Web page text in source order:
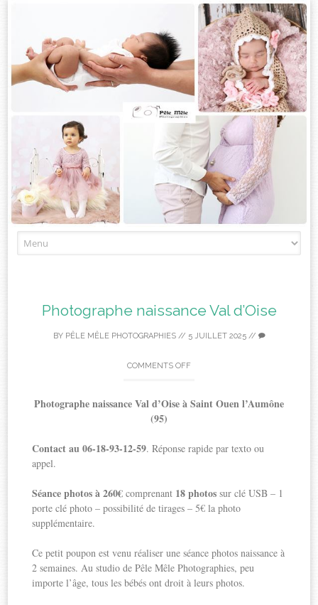
to
Photographe naissance Val d’Oise
BY PÊLE MÊLE PHOTOGRAPHIES// 5 JUILLET 2025//
COMMENTS OFF
Photographe naissance Val d’Oiseà Saint Ouen l’Aumône
(95)
Contact au 06-18-93-12-59. Réponse rapide par texto ou
appel.
Séance photos à 260€ comprenant 18 photos sur clé USB – 1
porte clé photo – possibilité de tirages – 5€ la photo
supplémentaire.
Ce petit poupon est venu réaliser une séance photos naissance à
2 semaines. Au studio de Pêle Mêle Photographies, peu
importe l’âge, tous les bébés ont droit à leurs photos.